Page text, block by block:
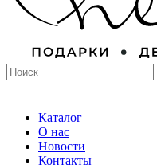
найдено
Каталог
О нас
Новости
Контакты